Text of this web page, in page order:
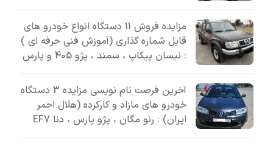
مزایده فروش 11 دستگاه انواع خودرو های
قابل شماره گذاری (آموزش فنی حرفه ای )
: نیسان پیکاپ ، سمند ، پژو 405 و پارس
آخرین فرصت نام نویسی مزایده 3 دستگاه
خودرو های مازاد و کارکرده (هلال احمر
ایران) : رنو مگان ، پژو پارس ، دنا EF7